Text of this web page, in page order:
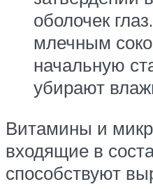
оболочек
млечным
начальную
убирают
Витамины и
входящие в
способствуют